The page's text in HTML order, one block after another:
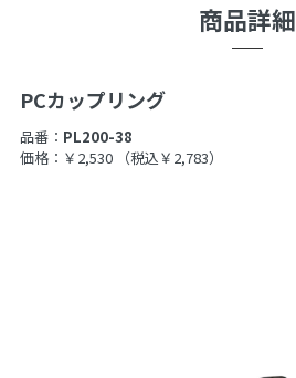
商品詳細
PCカップリング
品番： PL200-38
価格：￥2,530
（税込￥2,783）